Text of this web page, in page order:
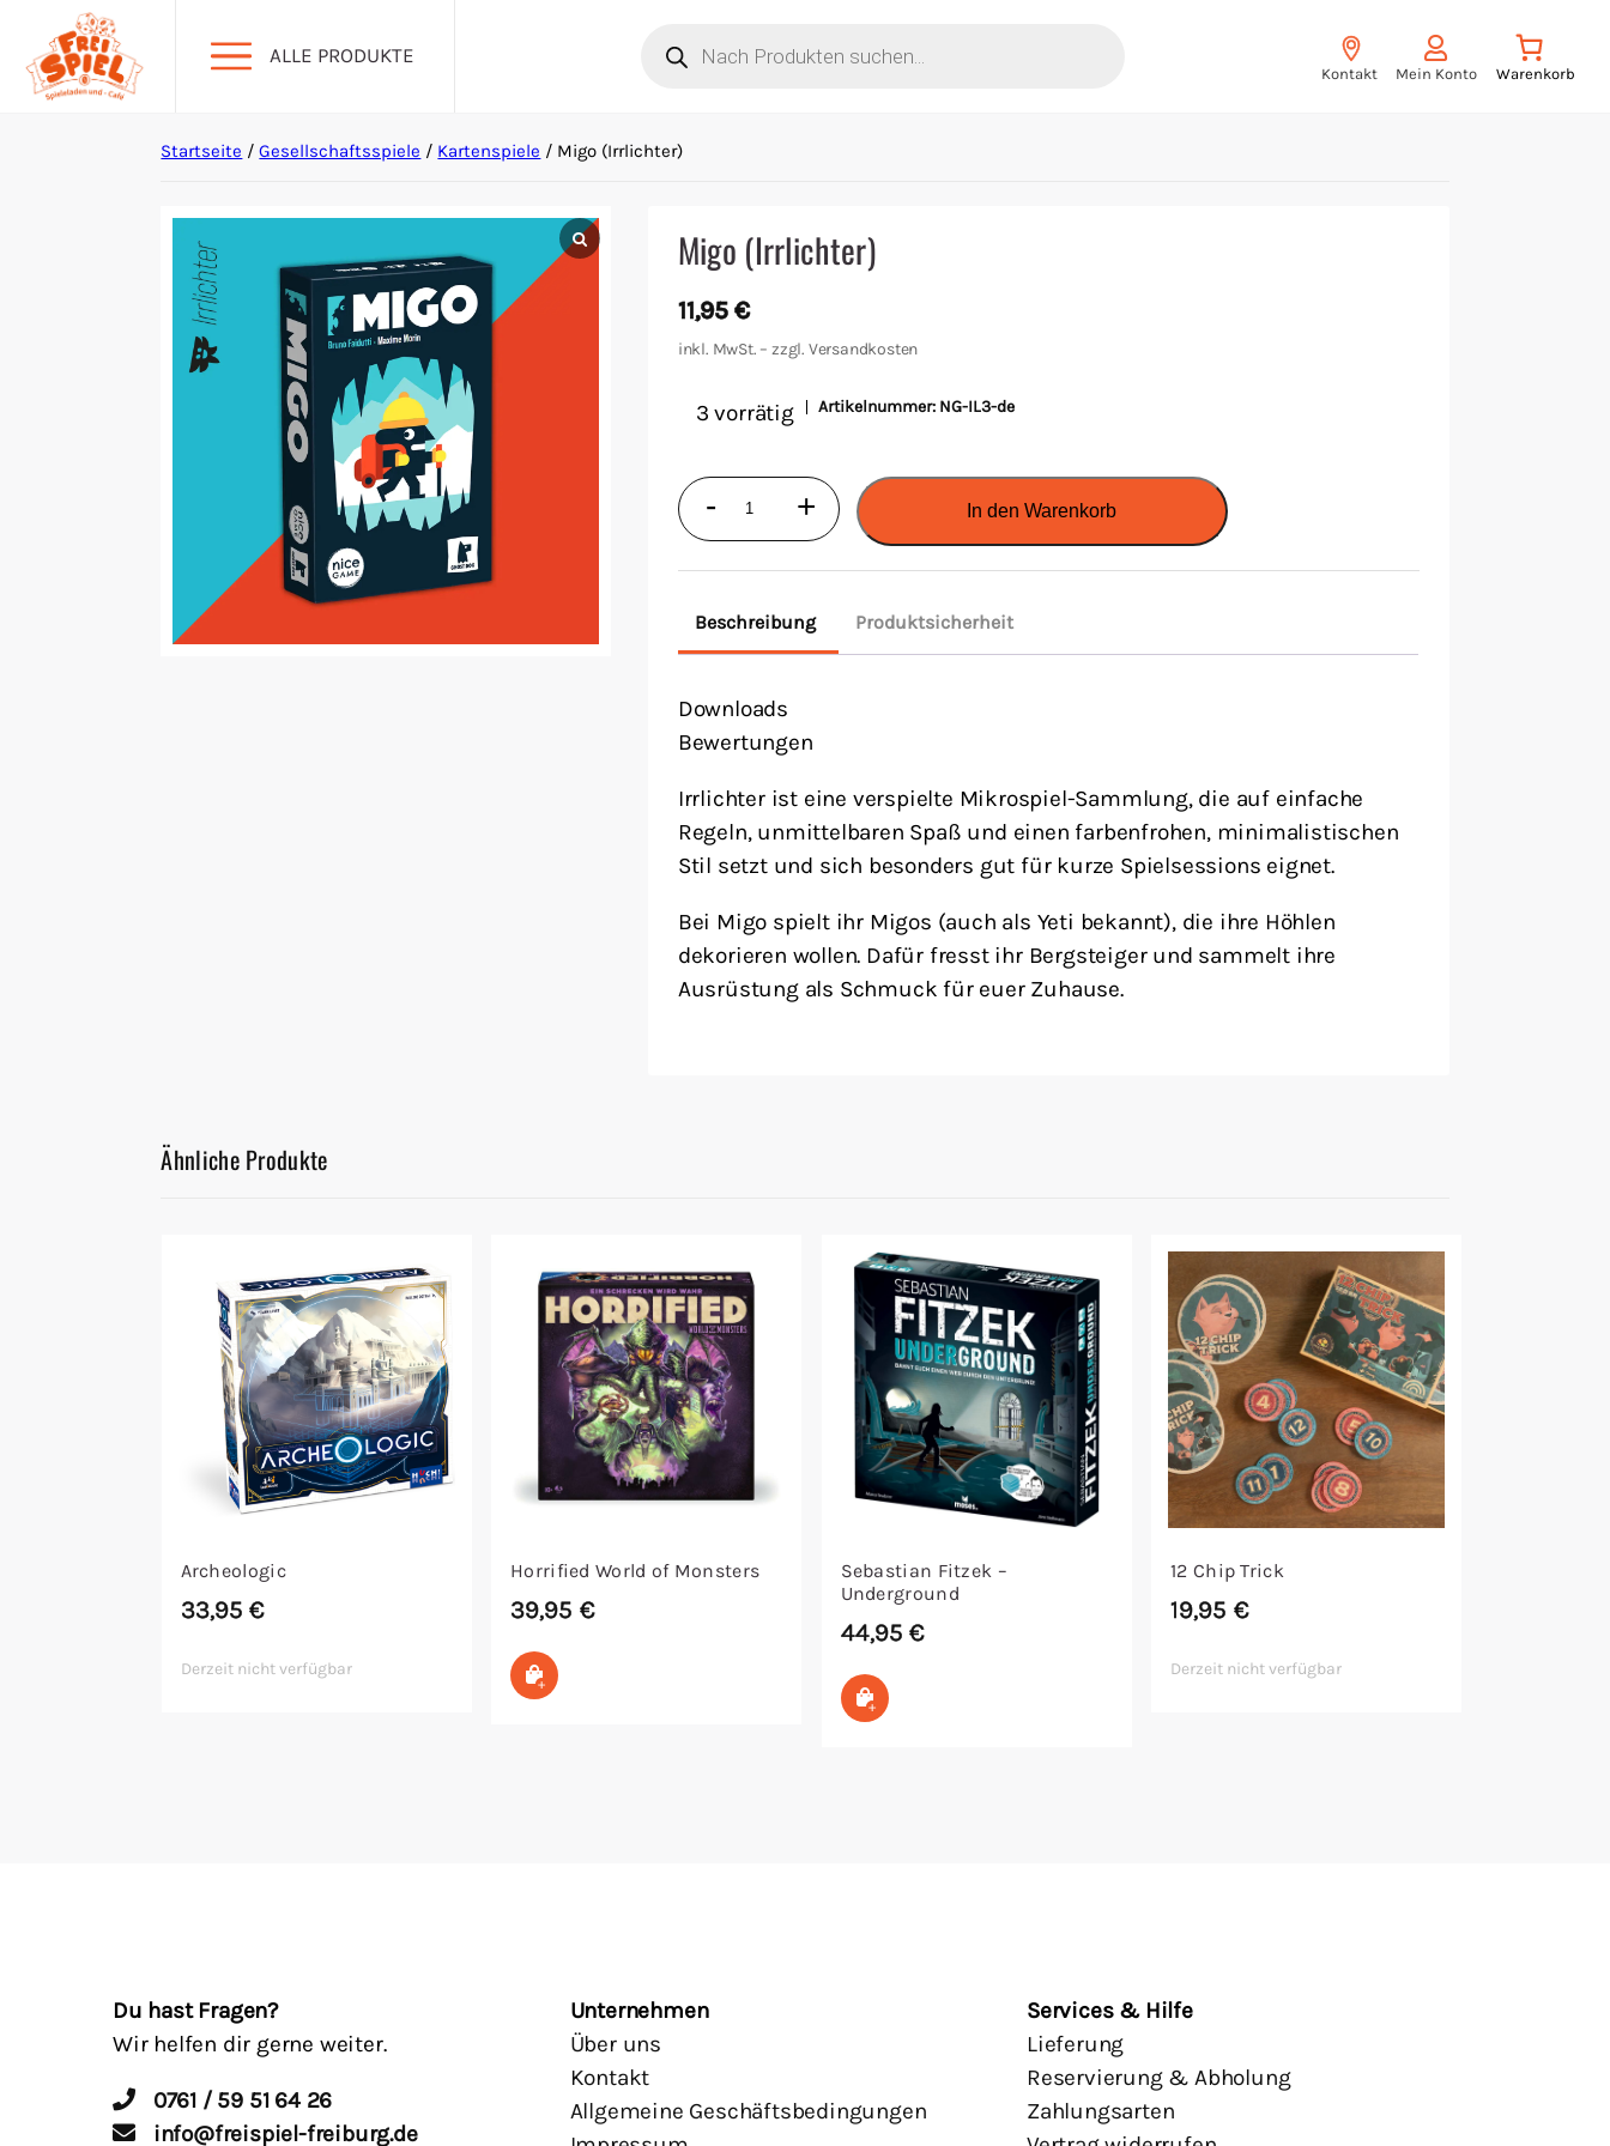
ALLE PRODUKTE
search
Kontakt Mein Konto
Gesellschaftsspiele
Startseite /Gesellschaftsspiele / Kartenspiele / Migo (Irrlichter)
Migo (Irrlichter)
11,95€
inkl. MwSt. – zzgl. Versandkosten
3 vorrätig Artikelnummer: NG-IL3-de
-
(Irrlichter)
Menge
+ In den Warenkorb
Beschreibung Produktsicherheit
Downloads
Bewertungen
Irrlichter ist eine verspielte Mikrospiel-Sammlung, die auf einfache
Regeln, unmittelbaren Spaß und einen farbenfrohen, minimalistischen
Stil setzt und sich besonders gut für kurze Spielsessions eignet.
Bei Migo spielt ihr Migos (auch als Yeti bekannt), die ihre Höhlen
dekorieren wollen. Dafür fresst ihr Bergsteiger und sammelt ihre
Ausrüstung als Schmuck für euer Zuhause.
Ähnliche Produkte
Archeologic
33,95€
Derzeit nicht verfügbar
Horrified World of Monsters
39,95 €
In den Warenkorb
Sebastian Fitzek –
Underground
44,95€
In den Warenkorb
12 Chip Trick
19,95 €
Derzeit nicht verfügbar
Du hast Fragen?
Wir helfen dir gerne weiter.
0761 / 59 51 64 26
info@freispiel-freiburg.de
Unternehmen
Über uns
Kontakt
Allgemeine Geschäftsbedingungen
Services & Hilfe
Lieferung
Reservierung & Abholung
Zahlungsarten